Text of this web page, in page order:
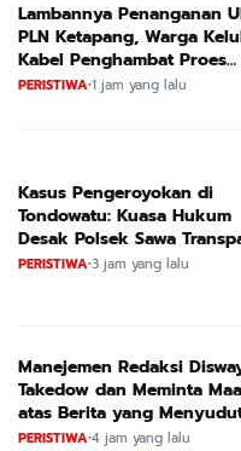
Lambannya Penanganan
PLN Ketapang, Warga
Kabel Penghambat Proes
Bangunan
PERISTIWA•1 jam yang lalu
Kasus Pengeroyokan di
Tondowatu: Kuasa Hukum
Desak Polsek Sawa
dan Segera Tetapkan
PERISTIWA•3 jam yang lalu
Manejemen Redaksi
Takedow dan Meminta
atas Berita yang
APL
PERISTIWA•4 jam yang lalu